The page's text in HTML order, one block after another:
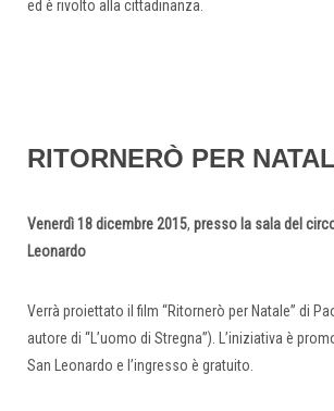
ed è rivolto alla cittadinanza.
RITORNERÒ PER
Venerdì 18 dicembre 2015, presso la sala del
Leonardo
Verrà proiettato il film “Ritornerò per Natale” di
autore di “L’uomo di Stregna”). L’iniziativa è
San Leonardo e l’ingresso è gratuito.